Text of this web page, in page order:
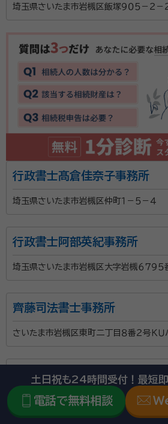
埼玉県さいたま市岩槻区飯塚９０５－２－
行政書士髙倉佳奈子事務所
埼玉県さいたま市岩槻区仲町１－５－４
行政書士阿部英紀事務所
埼玉県さいたま市岩槻区大字岩槻６７９５
齊藤司法書士事務所
さいたま市岩槻区東町二丁目８番２号ＫＵ
服部行政書士事務所
埼玉県さいたま市岩槻区東岩槻4丁目
土日祝も24時間受付！最短
電話で無料相談